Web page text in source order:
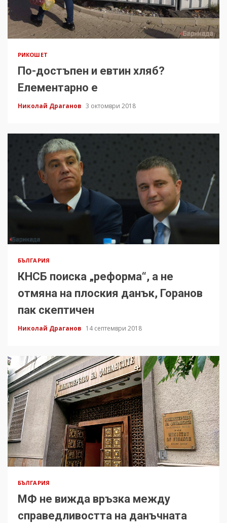
РИКОШЕТ
По-достъпен и евтин хляб?
Елементарно е
Николай Драганов 3 октомври 2018
БЪЛГАРИЯ
КНСБ поиска „реформа“, а не
отмяна на плоския данък, Горанов
пак скептичен
Николай Драганов 14 септември 2018
БЪЛГАРИЯ
МФ не вижда връзка между
справедливостта на данъчната